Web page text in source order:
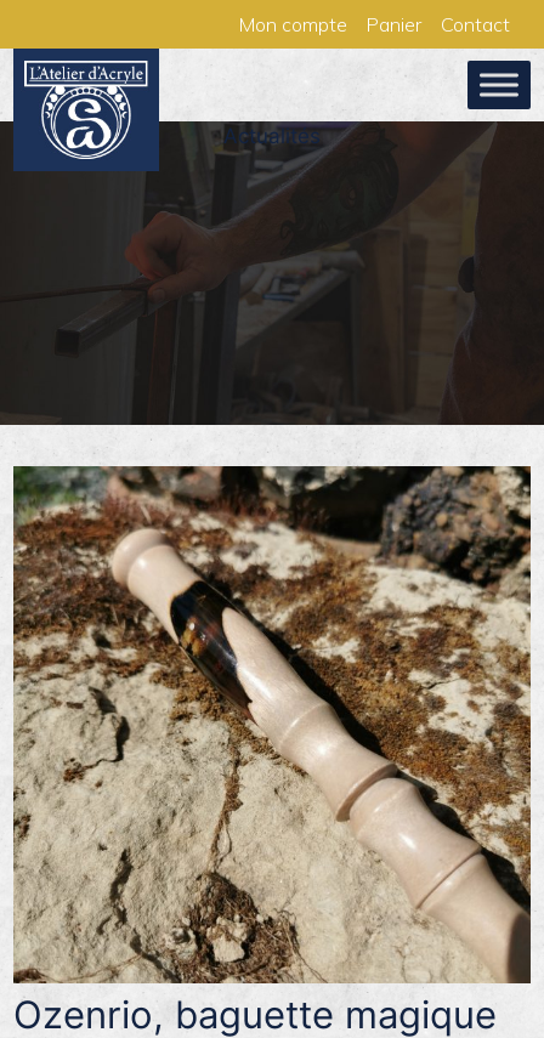
au
contenu
Mon compte Panier Contact
Actualités
Ozenrio, baguette magique
Panneau de gestion des cookies